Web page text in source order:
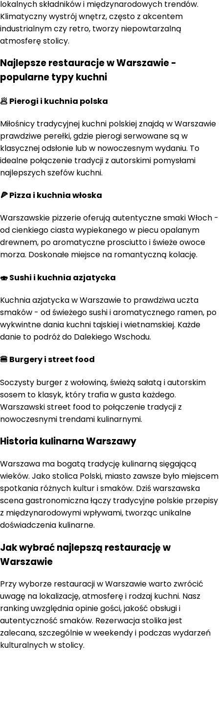
lokalnych składników i międzynarodowych trendów.
Klimatyczny wystrój wnętrz, często z akcentem
industrialnym czy retro, tworzy niepowtarzalną
atmosferę stolicy.
Najlepsze restauracje w Warszawie -
popularne typy kuchni
🥟 Pierogi i kuchnia polska
Miłośnicy tradycyjnej kuchni polskiej znajdą w Warszawie
prawdziwe perełki, gdzie pierogi serwowane są w
klasycznej odsłonie lub w nowoczesnym wydaniu. To
idealne połączenie tradycji z autorskimi pomysłami
najlepszych szefów kuchni.
🍕 Pizza i kuchnia włoska
Warszawskie pizzerie oferują autentyczne smaki Włoch -
od cienkiego ciasta wypiekanego w piecu opalanym
drewnem, po aromatyczne prosciutto i świeże owoce
morza. Doskonałe miejsce na romantyczną kolację.
🍣 Sushi i kuchnia azjatycka
Kuchnia azjatycka w Warszawie to prawdziwa uczta
smaków - od świeżego sushi i aromatycznego ramen, po
wykwintne dania kuchni tajskiej i wietnamskiej. Każde
danie to podróż do Dalekiego Wschodu.
🍔 Burgery i street food
Soczysty burger z wołowiną, świeżą sałatą i autorskim
sosem to klasyk, który trafia w gusta każdego.
Warszawski street food to połączenie tradycji z
nowoczesnymi trendami kulinarnymi.
Historia kulinarna Warszawy
Warszawa ma bogatą tradycję kulinarną sięgającą
wieków. Jako stolica Polski, miasto zawsze było miejscem
spotkania różnych kultur i smaków. Dziś warszawska
scena gastronomiczna łączy tradycyjne polskie przepisy
z międzynarodowymi wpływami, tworząc unikalne
doświadczenia kulinarne.
Jak wybrać najlepszą restaurację w
Warszawie
Przy wyborze restauracji w Warszawie warto zwrócić
uwagę na lokalizację, atmosferę i rodzaj kuchni. Nasz
ranking uwzględnia opinie gości, jakość obsługi i
autentyczność smaków. Rezerwacja stolika jest
zalecana, szczególnie w weekendy i podczas wydarzeń
kulturalnych w stolicy.